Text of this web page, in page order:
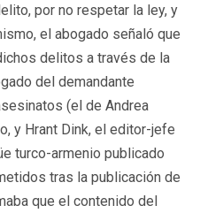
por no respetar la ley, y
el abogado señaló que
delitos a través de la
del demandante
(el de Andrea
y Hrant Dink, el editor-jefe
turco-armenio publicado
tras la publicación de
que el contenido del